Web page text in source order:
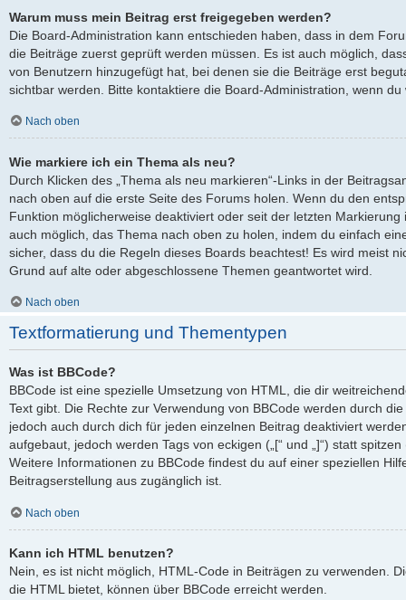
Warum muss mein Beitrag erst freigegeben werden?
Die Board-Administration kann entschieden haben, dass in dem
die Beiträge zuerst geprüft werden müssen. Es ist auch möglich,
von Benutzern hinzugefügt hat, bei denen sie die Beiträge erst
sichtbar werden. Bitte kontaktiere die Board-Administration, wenn
Nach oben
Wie markiere ich ein Thema als neu?
Durch Klicken des „Thema als neu markieren“-Links in der
nach oben auf die erste Seite des Forums holen. Wenn du den
Funktion möglicherweise deaktiviert oder seit der letzten
auch möglich, das Thema nach oben zu holen, indem du einfach
sicher, dass du die Regeln dieses Boards beachtest! Es wird meist
Grund auf alte oder abgeschlossene Themen geantwortet wird.
Nach oben
Textformatierung und Thementypen
Was ist BBCode?
BBCode ist eine spezielle Umsetzung von HTML, die dir
Text gibt. Die Rechte zur Verwendung von BBCode werden durch
jedoch auch durch dich für jeden einzelnen Beitrag deaktiviert
aufgebaut, jedoch werden Tags von eckigen („[“ und „]“) statt
Weitere Informationen zu BBCode findest du auf einer speziellen
Beitragserstellung aus zugänglich ist.
Nach oben
Kann ich HTML benutzen?
Nein, es ist nicht möglich, HTML-Code in Beiträgen zu verwenden.
die HTML bietet, können über BBCode erreicht werden.